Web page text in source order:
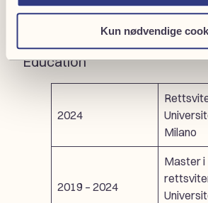
Kun nødvendige
2024 – d.d.
Codex
Oslo AS
Education
2024
Milano
2019 – 2024
Master i